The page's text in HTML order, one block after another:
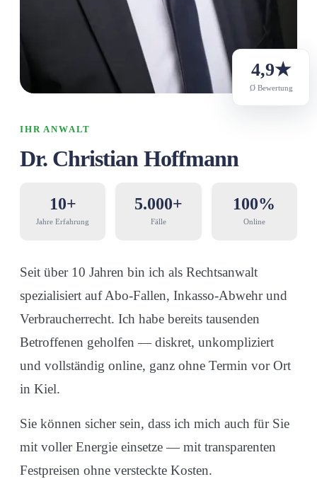
4,9★
Ø Bewertung
IHR ANWALT
Dr. Christian Hoffmann
10+
Jahre Erfahrung
5.000+
Fälle
100%
Online
Seit über 10 Jahren bin ich als Rechtsanwalt
spezialisiert auf Abo-Fallen, Inkasso-Abwehr und
Verbraucherrecht. Ich habe bereits tausenden
Betroffenen geholfen — diskret, unkompliziert
und vollständig online, ganz ohne Termin vor Ort
in Kiel.
Sie können sicher sein, dass ich mich auch für Sie
mit voller Energie einsetze — mit transparenten
Festpreisen ohne versteckte Kosten.